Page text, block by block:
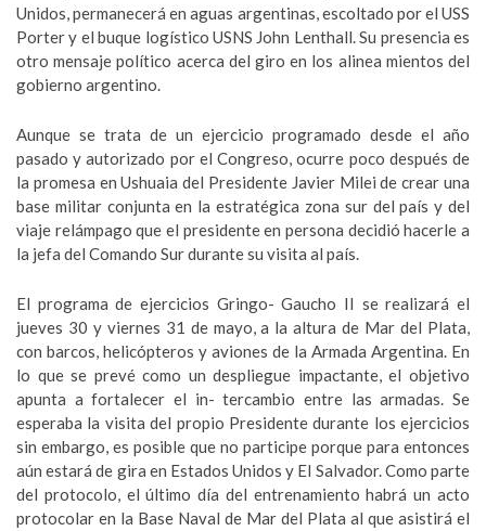
Unidos, permanecerá en aguas argentinas, escoltado por el USS
Porter y el buque logístico USNS John Lenthall. Su presencia es
otro mensaje político acerca del giro en los alinea mientos del
gobierno argentino.
Aunque se trata de un ejercicio programado desde el año
pasado y autorizado por el Congreso, ocurre poco después de
la promesa en Ushuaia del Presidente Javier Milei de crear una
base militar conjunta en la estratégica zona sur del país y del
viaje relámpago que el presidente en persona decidió hacerle a
la jefa del Comando Sur durante su visita al país.
El programa de ejercicios Gringo- Gaucho II se realizará el
jueves 30 y viernes 31 de mayo, a la altura de Mar del Plata,
con barcos, helicópteros y aviones de la Armada Argentina. En
lo que se prevé como un despliegue impactante, el objetivo
apunta a fortalecer el in- tercambio entre las armadas. Se
esperaba la visita del propio Presidente durante los ejercicios
sin embargo, es posible que no participe porque para entonces
aún estará de gira en Estados Unidos y El Salvador. Como parte
del protocolo, el último día del entrenamiento habrá un acto
protocolar en la Base Naval de Mar del Plata al que asistirá el